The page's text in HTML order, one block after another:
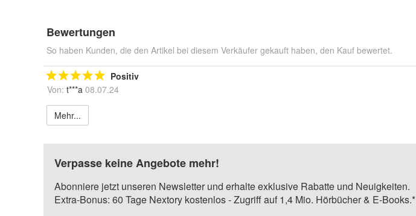
Bewertungen
So haben Kunden, die den Artikel bei diesem Verkäufer gekauft haben, den Kauf bewertet.
Positiv
Von: t***a 08.07.24
Mehr...
Verpasse keine Angebote mehr!
Abonniere jetzt unseren Newsletter und erhalte exklusive Rabatte und Neuigkeiten.
Extra-Bonus: 60 Tage Nextory kostenlos - Zugriff auf 1,4 Mio. Hörbücher & E-Books.*